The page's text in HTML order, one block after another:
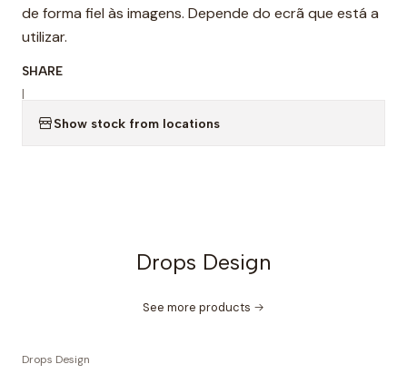
de forma fiel às imagens. Depende do ecrã que está a
utilizar.
SHARE
|
Show stock from locations
Drops Design
See more products
Drops Design